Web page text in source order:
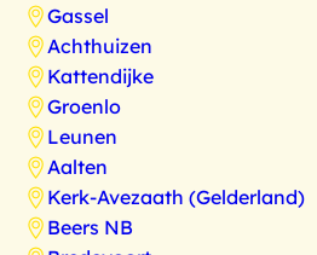
Gassel
Achthuizen
Kattendijke
Groenlo
Leunen
Aalten
Kerk-Avezaath (Gelderland)
Beers NB